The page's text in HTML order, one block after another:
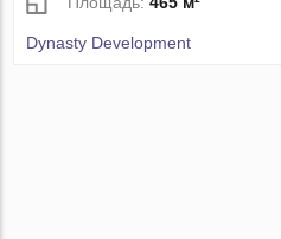
Dynasty Development